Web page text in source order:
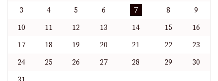
3
4 5 6 7 8
9
10
11 12 13 14 15
16
17
18 19 20 21 22
23
24
25 26 27 28 29
30